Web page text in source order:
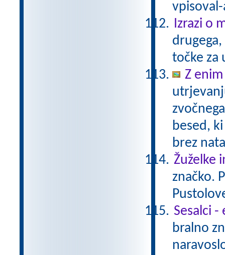
Izrazi o
točke za
Z
besed,
brez
Žuželke
značko.
Sesalci -
bralno